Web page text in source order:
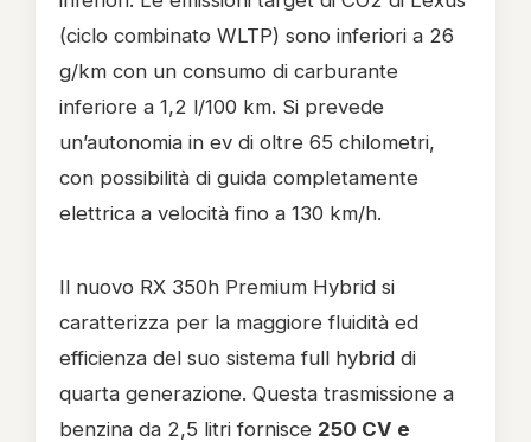
(ciclo combinato WLTP) sono inferiori a 26
g/km con un consumo di carburante
inferiore a 1,2 l/100 km. Si prevede
un’autonomia in ev di oltre 65 chilometri,
con possibilità di guida completamente
elettrica a velocità fino a 130 km/h.
Il nuovo RX 350h Premium Hybrid si
caratterizza per la maggiore fluidità ed
efficienza del suo sistema full hybrid di
quarta generazione. Questa trasmissione a
benzina da 2,5 litri fornisce 250 CV e